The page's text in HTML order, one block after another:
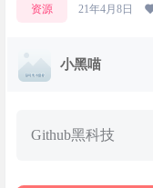
资源 21年4月8日
小黑喵
Github黑科技